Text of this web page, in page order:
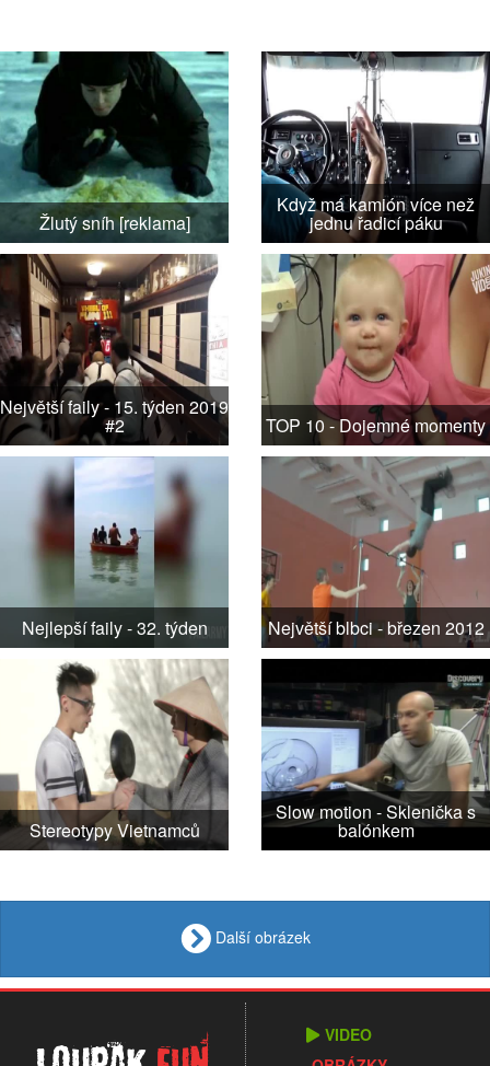
Žlutý sníh [reklama]
Když má kamión více než
jednu řadicí páku
Největší faily - 15. týden 2019
#2 TOP 10 - Dojemné momenty
Nejlepší faily - 32. týden Největší blbci - březen 2012
Stereotypy Vietnamců
Slow motion - Sklenička s
balónkem
Další obrázek
VIDEO